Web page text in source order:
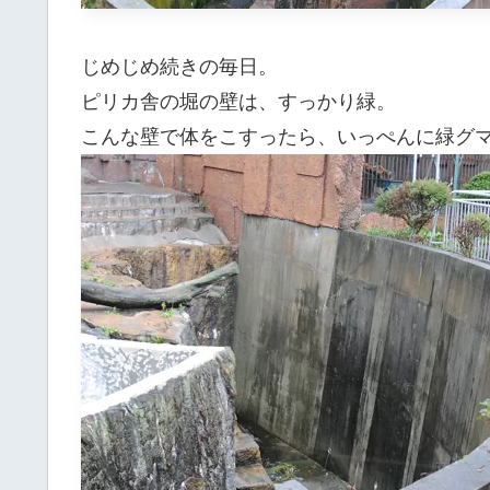
じめじめ続きの毎日。
ピリカ舎の堀の壁は、すっかり緑。
こんな壁で体をこすったら、いっぺんに緑グ